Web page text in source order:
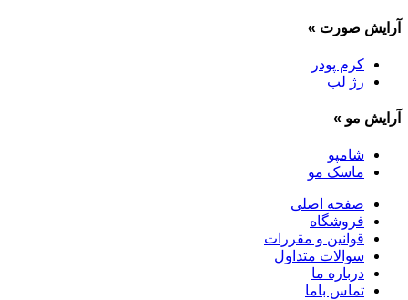
آرایش صورت »
کرم پودر
رژ لب
آرایش مو »
شامپو
ماسک مو
صفحه اصلی
فروشگاه
قوانین و مقررات
سوالات متداول
درباره ما
تماس باما